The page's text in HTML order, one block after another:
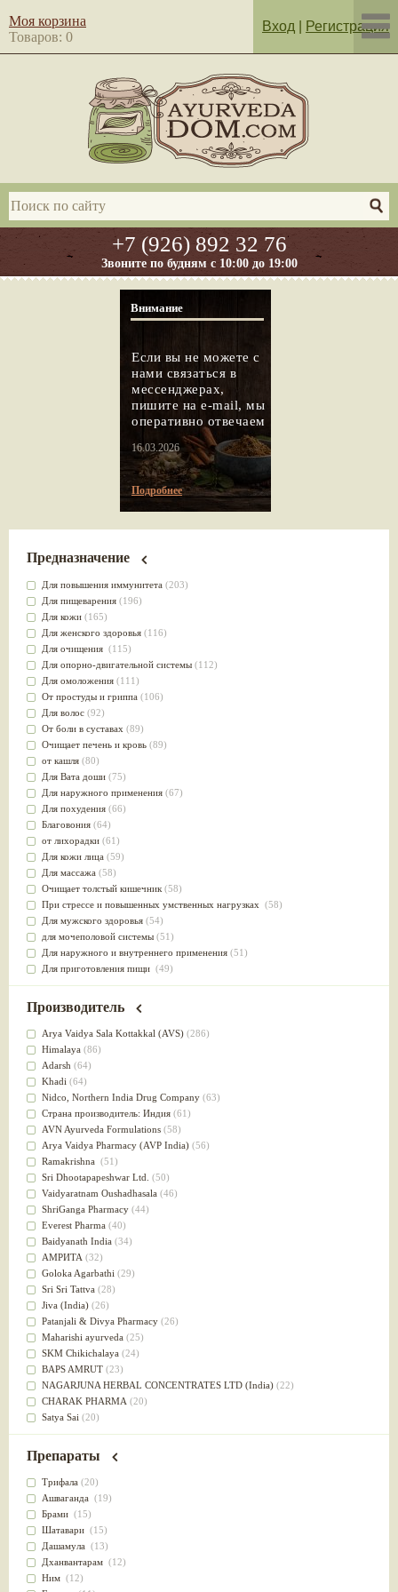
+7 (926) 892 32 76
Звоните по будням с 10:00 до 19:00
Моя корзина
Товаров: 0
Вход Регистрация
Внимание
Если вы не можете с
нами связаться в
мессенджерах,
пишите на e-mail, мы
оперативно отвечаем
16.03.2026
Подробнее
Предназначение
Для повышения иммунитета (203)
Для пищеварения (196)
Для кожи (165)
Для женского здоровья (116)
Для очищения (115)
Для опорно-двигательной системы (112)
Для омоложения (111)
От простуды и гриппа (106)
Для волос (92)
От боли в суставах (89)
Очищает печень и кровь (89)
от кашля (80)
Для Вата доши (75)
Для наружного применения (67)
Для похудения (66)
Благовония (64)
от лихорадки (61)
Для кожи лица (59)
Для массажа (58)
Очищает толстый кишечник (58)
При стрессе и повышенных умственных нагрузках (58)
Для мужского здоровья (54)
для мочеполовой системы (51)
Для наружного и внутреннего применения (51)
Для приготовления пищи (49)
от инфекций мочеполовой системы(49)
для суставов
Лечит опухоли и отеки(46)
Для медитации
выводит токсины
Для здоровья печени
Для тела(39)
для очищения крови(38)
При диабете(38)
Антиоксидант(37)
Для Капха(Кафа) доши
От паразитов(37)
При расстройстве желудка (36)
Успокоительное(36)
Для глаз(34)
от геморроя(34)
Противовоспалительное
Для Питта доши(32)
Для сердца(32)
Для сосудов головного мозга
Для полости рта(32)
Дефицит железа(31)
Для лица(31)
Употребление в пищу
Ароматерапия(29)
Жаропонижающее(29)
для памяти(28)
для почек(28)
Слабительное (28)
Афродизиак(27)
Напитки(27)
Для йоги (27)
Для потенции(26)
Для душа(25)
для концентрации внимания
при нарушении эрекции
Производитель
Arya Vaidya Sala Kottakkal (AVS) (286)
Himalaya (86)
Adarsh (64)
Khadi (64)
Nidсo, Northern India Drug Company (63)
Страна производитель: Индия (61)
AVN Ayurveda Formulations (58)
Arya Vaidya Pharmacy (AVP India) (56)
Ramakrishna (51)
Sri Dhootapapeshwar Ltd. (50)
Vaidyaratnam Oushadhasala (46)
ShriGanga Pharmacy (44)
Everest Pharma (40)
Baidyanath India (34)
АМРИТА (32)
Goloka Agarbathi (29)
Sri Sri Tattva (28)
Jiva (India) (26)
Patanjali & Divya Pharmacy (26)
Maharishi ayurveda (25)
SKM Chikichalaya (24)
BAPS AMRUT (23)
NAGARJUNA HERBAL CONCENTRATES LTD (India) (22)
CHARAK PHARMA (20)
Satya Sai (20)
Vyas(20)
Kerala Ayurveda
(19)
Organic India pvt ltd
Lalita(16)
Ashtang Herbals
Alarsin(14)
Vasu Health care
Baraka(13)
Dabur India Ltd
Препараты
Трифала (20)
Ашваганда (19)
Брами (15)
Шатавари (15)
Дашамула (13)
Дханвантарам (12)
Ним (12)